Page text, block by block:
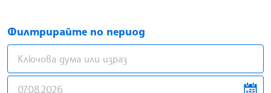
Филтрирайте по период
news.filter.from